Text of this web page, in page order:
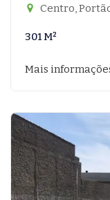
Centro,
301 M²
Mais